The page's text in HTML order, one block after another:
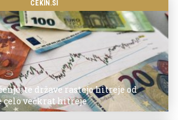
CEKIN.SI
te države rastejo hitreje od
celo večkrat hitreje